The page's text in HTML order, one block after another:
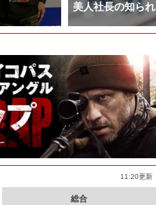
美人社長の知ら
11:20更新
総合